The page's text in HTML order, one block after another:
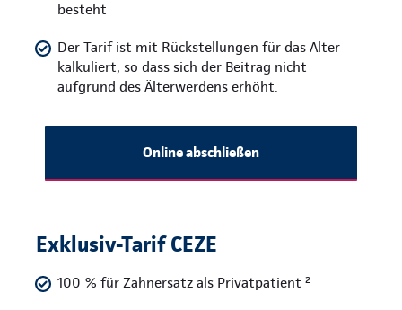
besteht
Der Tarif ist mit Rückstellungen für das Alter
kalkuliert, so dass sich der Beitrag nicht
aufgrund des Älterwerdens erhöht.
Online abschließen
Exklusiv-Tarif CEZE
100 % für Zahnersatz als Privatpatient ²